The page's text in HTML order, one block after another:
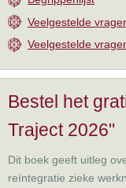
Veelgestelde
Veelgestelde
Bestel het
Traject 2026"
Dit boek geeft uitleg
reïntegratie zieke